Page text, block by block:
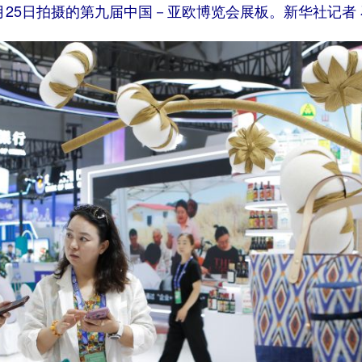
25日拍摄的第九届中国－亚欧博览会展板。新华社记者